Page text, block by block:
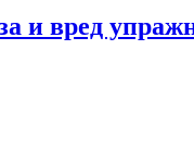
и вред